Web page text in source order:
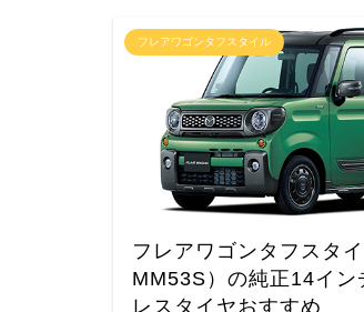
フレアワゴンタフスタイル
フレアワゴンタフスタ
MM53S）の純正14イン
レスタイヤおすすめ